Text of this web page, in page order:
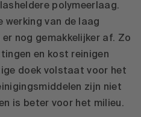
polymeerlaag.
van de laag
nog gemakkelijker af. Zo
en kost reinigen
doek volstaat voor het
zijn niet
is beter voor het milieu.